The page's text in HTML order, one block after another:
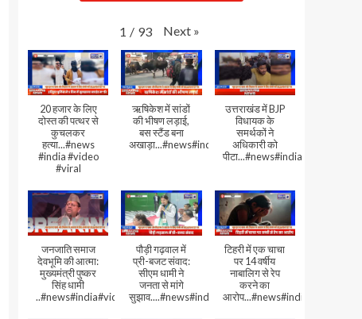
1 / 93 Next »
20 हजार के लिए
दोस्त की पत्थर से
कुचलकर
हत्या...#news
#india #video
#viral
ऋषिकेश में सांडों
की भीषण लड़ाई,
बस स्टैंड बना
अखाड़ा...#news#india#video#viral
उत्तराखंड में BJP
विधायक के
समर्थकों ने
अधिकारी को
पीटा...#news#india#video#viral
जनजाति समाज
देवभूमि की आत्मा:
मुख्यमंत्री पुष्कर
सिंह धामी
..#news#india#video#viral
पौड़ी गढ़वाल में
प्री-बजट संवाद:
सीएम धामी ने
जनता से मांगे
सुझाव....#news#india#video#viral
टिहरी में एक चाचा
पर 14 वर्षीय
नाबालिग से रेप
करने का
आरोप...#news#india#video